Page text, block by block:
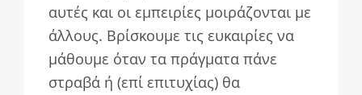
αυτές και οι εμπειρίες μοιράζονται με
άλλους. Βρίσκουμε τις ευκαιρίες να
μάθουμε όταν τα πράγματα πάνε
στραβά ή (επί επιτυχίας) θα